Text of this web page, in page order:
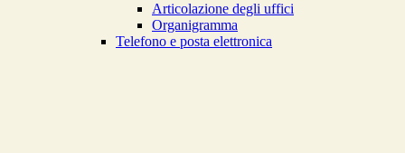
Articolazione degli uffici
Organigramma
Telefono e posta elettronica